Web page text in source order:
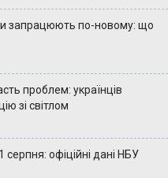
запрацюють по-новому: що
проблем: українців
зі світлом
серпня: офіційні дані НБУ